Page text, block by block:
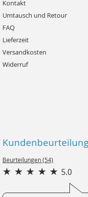
Kontakt
Umtausch und Retour
FAQ
Lieferzeit
Versandkosten
Widerruf
Beurteilungen (54)
5.0